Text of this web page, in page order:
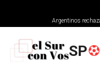
Argentinos
SP